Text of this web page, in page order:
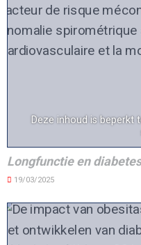
Deze inhoud is
Longfunctie en
19/03/2025